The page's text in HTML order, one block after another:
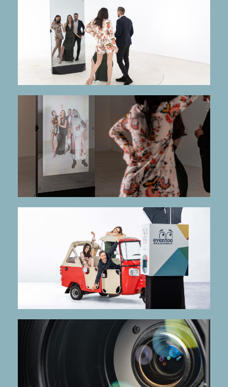
spiegelBOOX XXL
Fotografierender Riesenspiegel sorgt für
Glamour
mehr Infos
AR - Augmented Reality
Hol dir deinen Star aufs Bild!
mehr Infos
Isabella
Die rote Begleiterin für die fotoBOOX
mehr Infos
Softwarebasiertes System, das für einen
echten Wow-Effekt sorgt.
mehr Infos